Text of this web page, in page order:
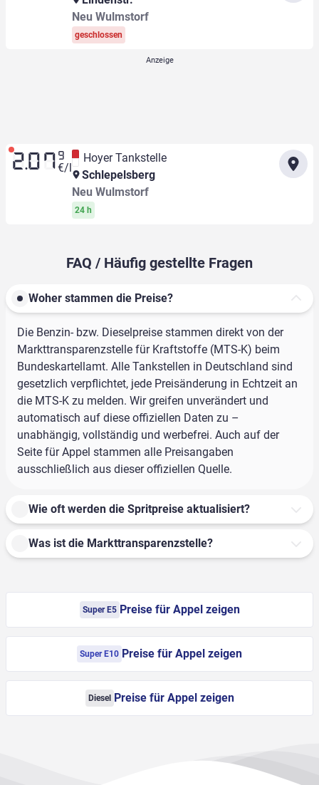
Neu Wulmstorf
geschlossen
2.07 9
€/l
Hoyer Tankstelle
Schlepelsberg
Neu Wulmstorf
24 h
FAQ / Häufig gestellte Fragen
Woher stammen die Preise?
Die Benzin- bzw. Dieselpreise stammen direkt von der
Markttransparenzstelle für Kraftstoffe (MTS-K) beim
Bundeskartellamt. Alle Tankstellen in Deutschland sind
gesetzlich verpflichtet, jede Preisänderung in Echtzeit an
die MTS-K zu melden. Wir greifen unverändert und
automatisch auf diese offiziellen Daten zu –
unabhängig, vollständig und werbefrei. Auch auf der
Seite für Appel stammen alle Preisangaben
ausschließlich aus dieser offiziellen Quelle.
Wie oft werden die Spritpreise aktualisiert?
Was ist die Markttransparenzstelle?
Super E5 Preise für Appel zeigen
Super E10 Preise für Appel zeigen
Diesel Preise für Appel zeigen